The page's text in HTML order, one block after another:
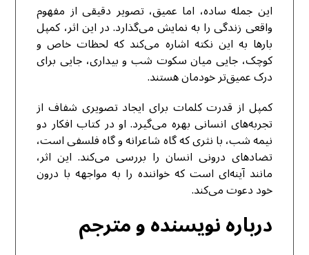
این جمله ساده، اما عمیق، تصویر دقیقی از مفهوم
واقعی زندگی را به نمایش می‌گذارد. در این اثر، کمپل
بارها به این نکته اشاره می‌کند که لحظات خاص و
کوچک، جایی میان سکوت شب و بیداری، جایی برای
درک عمیق‌تر خودمان هستند.
کمپل از قدرت کلمات برای ایجاد تصویری شفاف از
تجربه‌های انسانی بهره می‌گیرد. او در کتاب افکار دو
نیمه‌ شب، با نثری که گاه شاعرانه و گاه فلسفی است،
تضادهای درونی انسان را بررسی می‌کند. این اثر،
مانند آینه‌ای است که خواننده را به مواجهه با درون
خود دعوت می‌کند.
درباره نویسنده و مترجم